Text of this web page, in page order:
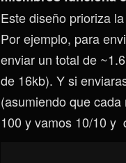
Este diseño prioriza
Por ejemplo, para
enviar un total de
de 16kb). Y si
(asumiendo que
100 y vamos 10/10 y